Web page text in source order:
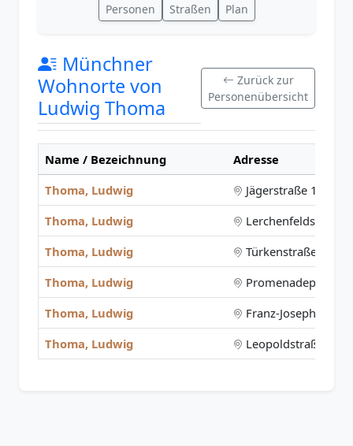
Personen Straßen Plan
Münchner
Wohnorte von
Ludwig Thoma
Zurück zur
Personenübersicht
Name / Bezeichnung
Adresse
Thoma, Ludwig
Jägerstraße 17
Thoma, Ludwig
Lerchenfeldstraße 5
Thoma, Ludwig
Türkenstraße 36
Thoma, Ludwig
Promenadeplatz 15
Thoma, Ludwig
Franz-Joseph-
Thoma, Ludwig
Leopoldstraße 71